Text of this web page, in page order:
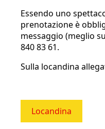
Essendo uno
prenotazione è
messaggio (meglio
840 83 61.
Sulla locandina
Locandina